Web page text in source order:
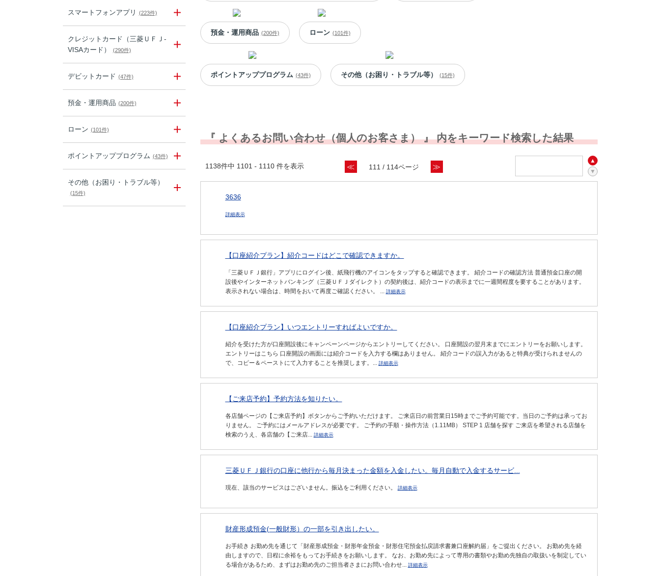
スマートフォンアプリ (223件)
クレジットカード（三菱ＵＦＪ-
VISAカード）
(290件)
デビットカード (47件)
預金・運用商品 (200件)
ローン (101件)
ポイントアッププログラム (43件)
その他（お困り・トラブル等）
(15件)
預金・運用商品 (200件) ローン (101件)
ポイントアッププログラム (43件) その他（お困り・トラブル等） (15件)
『 よくあるお問い合わせ（個人のお客さま） 』 内をキーワード検索した結果
1138件中 1101 - 1110 件を表示 ≪ 111 / 114ページ ≫
3636
詳細表示
【口座紹介プラン】紹介コードはどこで確認できますか。
「三菱ＵＦＪ銀行」アプリにログイン後、紙飛行機のアイコンをタップすると確認できます。 紹介コードの確認方法 普通預金口座の開
設後やインターネットバンキング（三菱ＵＦＪダイレクト）の契約後は、紹介コードの表示までに一週間程度を要することがあります。
表示されない場合は、時間をおいて再度ご確認ください。 ... 詳細表示
【口座紹介プラン】いつエントリーすればよいですか。
紹介を受けた方が口座開設後にキャンペーンページからエントリーしてください。 口座開設の翌月末までにエントリーをお願いします。
エントリーはこちら 口座開設の画面には紹介コードを入力する欄はありません。 紹介コードの誤入力があると特典が受けられませんの
で、コピー＆ペーストにて入力することを推奨します。... 詳細表示
【ご来店予約】予約方法を知りたい。
各店舗ページの【ご来店予約】ボタンからご予約いただけます。 ご来店日の前営業日15時までご予約可能です。当日のご予約は承ってお
りません。 ご予約にはメールアドレスが必要です。 ご予約の手順・操作方法（1.11MB） STEP 1 店舗を探す ご来店を希望される店舗を
検索のうえ、各店舗の【ご来店... 詳細表示
三菱ＵＦＪ銀行の口座に他行から毎月決まった金額を入金したい。毎月自動で入金するサービ...
現在、該当のサービスはございません。振込をご利用ください。 詳細表示
財産形成預金(一般財形）の一部を引き出したい。
お手続き お勤め先を通じて「財産形成預金・財形年金預金・財形住宅預金払戻請求書兼口座解約届」をご提出ください。 お勤め先を経
由しますので、日程に余裕をもってお手続きをお願いします。 なお、お勤め先によって専用の書類やお勤め先独自の取扱いを制定してい
る場合があるため、まずはお勤め先のご担当者さまにお問い合わせ... 詳細表示